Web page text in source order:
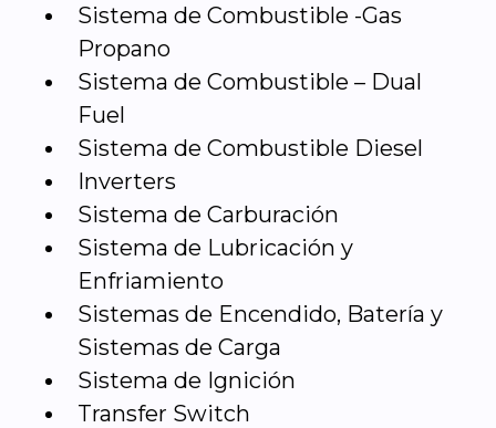
Sistema de Combustible -Gas
Propano
Sistema de Combustible – Dual
Fuel
Sistema de Combustible Diesel
Inverters
Sistema de Carburación
Sistema de Lubricación y
Enfriamiento
Sistemas de Encendido, Batería y
Sistemas de Carga
Sistema de Ignición
Transfer Switch